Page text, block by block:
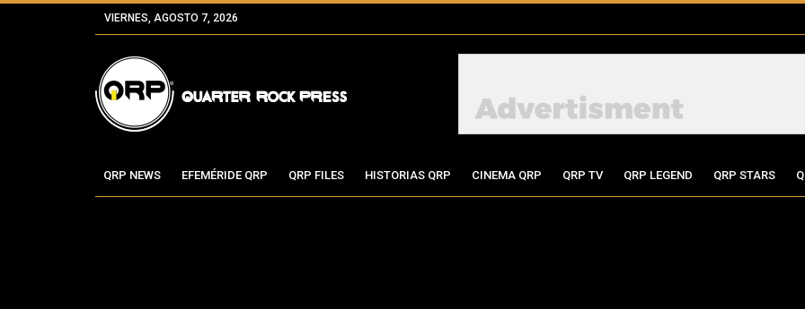
VIERNES, AGOSTO 7, 2026
QRP NEWS EFEMÉRIDE QRP QRP FILES HISTORIAS QRP CINEMA QRP QRP TV QRP LEGEND QRP STARS